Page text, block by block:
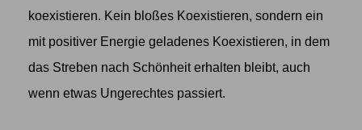
koexistieren. Kein bloßes Koexistieren, sondern ein
mit positiver Energie geladenes Koexistieren, in dem
das Streben nach Schönheit erhalten bleibt, auch
wenn etwas Ungerechtes passiert.